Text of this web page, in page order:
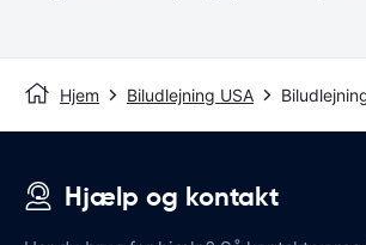
Hjem Biludlejning USA
Hjælp og kontakt